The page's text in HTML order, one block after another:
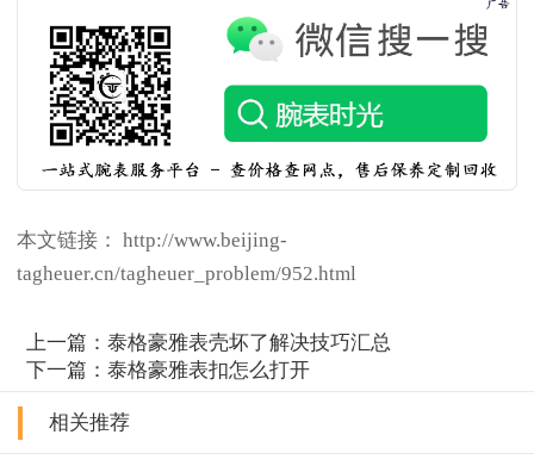
本文链接： http://www.beijing-
tagheuer.cn/tagheuer_problem/952.html
上一篇：泰格豪雅表壳坏了解决技巧汇总
下一篇：泰格豪雅表扣怎么打开
相关推荐